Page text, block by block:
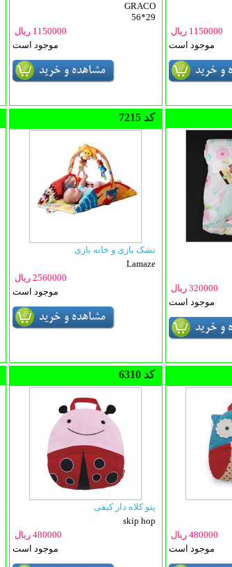
GRACO
56*29
1150000 ریال
موجود است
1150000 ریال
موجود است
7215 کد
تشک بازی و خانه بازی
Lamaze
2560000 ریال
موجود است
320000 ریال
موجود است
6310 کد
پتو کلاه دار کیفی
skip hop
480000 ریال
موجود است
480000 ریال
موجود است